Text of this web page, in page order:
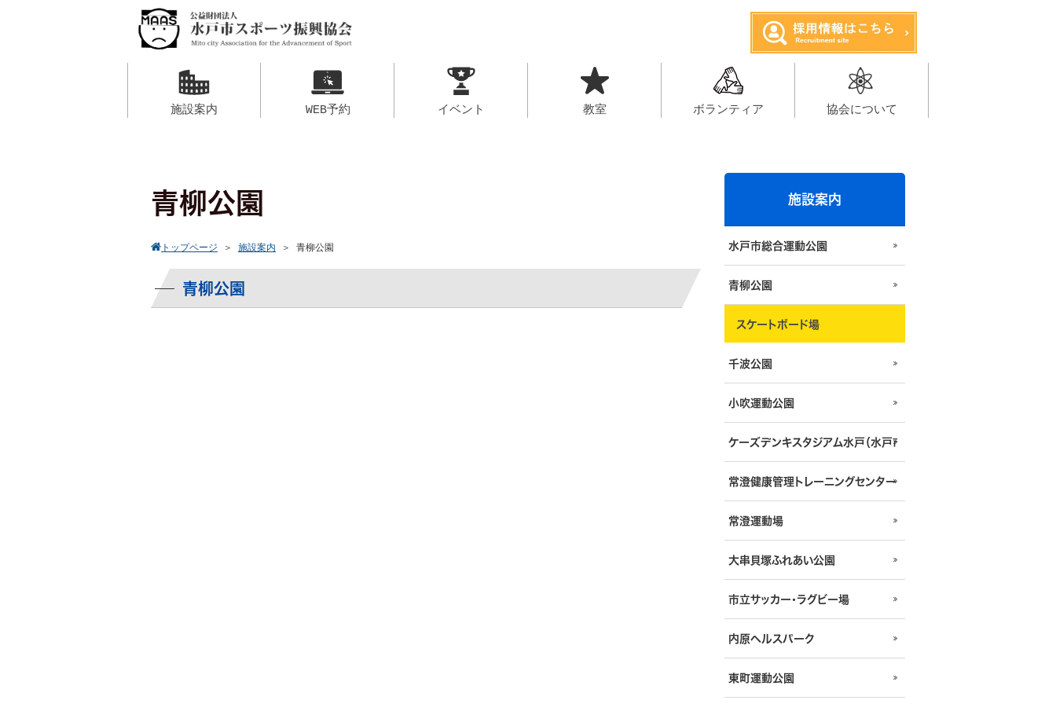
施設案内 WEB予約 イベント 教室 ボランティア 協会について
青柳公園
トップページ ＞ 施設案内 ＞ 青柳公園
青柳公園
施設案内
水戸市総合運動公園
青柳公園
スケートボード場
千波公園
小吹運動公園
ケーズデンキスタジアム水戸（水戸市立競技場）
常澄健康管理トレーニングセンター
常澄運動場
大串貝塚ふれあい公園
市立サッカー・ラグビー場
内原ヘルスパーク
東町運動公園